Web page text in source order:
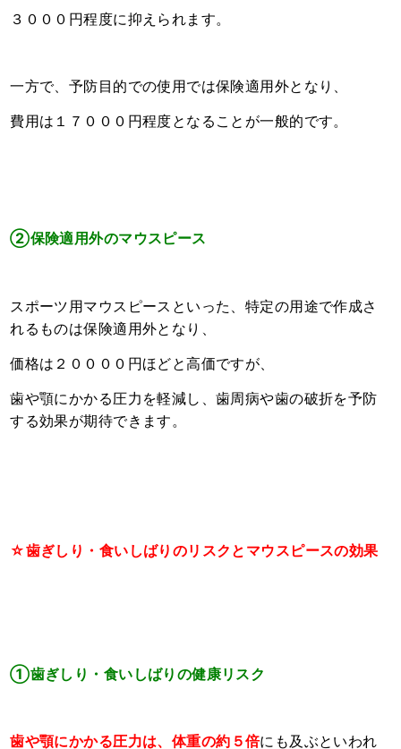
３０００円程度に抑えられます。
一方で、予防目的での使用では保険適用外となり、
費用は１７０００円程度となることが一般的です。
②保険適用外のマウスピース
スポーツ用マウスピースといった、特定の用途で作成さ
れるものは保険適用外となり、
価格は２００００円ほどと高価ですが、
歯や顎にかかる圧力を軽減し、歯周病や歯の破折を予防
する効果が期待できます。
☆歯ぎしり・食いしばりのリスクとマウスピースの効果
①歯ぎしり・食いしばりの健康リスク
歯や顎にかかる圧力は、体重の約５倍にも及ぶといわれ